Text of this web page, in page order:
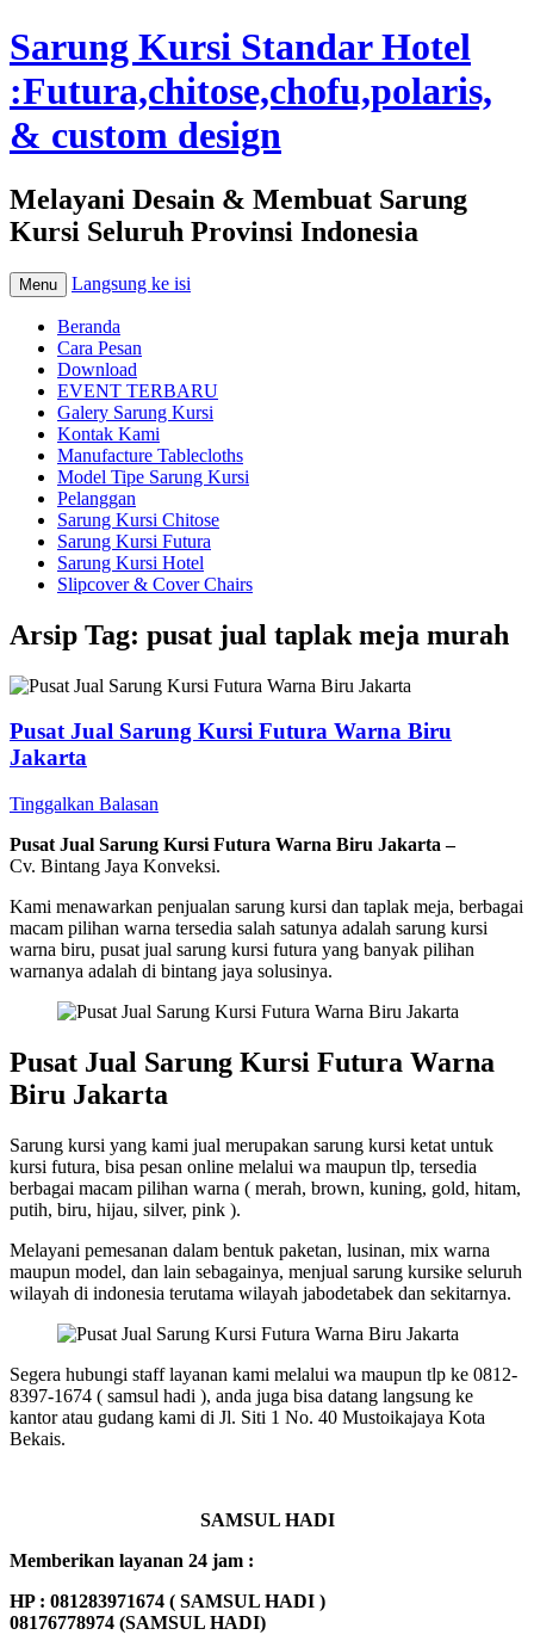
Sarung Kursi Standar Hotel
:Futura,chitose,chofu,polaris,
& custom design
Melayani Desain & Membuat Sarung
Kursi Seluruh Provinsi Indonesia
Menu Langsung ke isi
Beranda
Cara Pesan
Download
EVENT TERBARU
Galery Sarung Kursi
Kontak Kami
Manufacture Tablecloths
Model Tipe Sarung Kursi
Pelanggan
Sarung Kursi Chitose
Sarung Kursi Futura
Sarung Kursi Hotel
Slipcover & Cover Chairs
Arsip Tag: pusat jual taplak meja murah
Pusat Jual Sarung Kursi Futura Warna Biru
Jakarta
Tinggalkan Balasan
Pusat Jual Sarung Kursi Futura Warna Biru Jakarta –
Cv. Bintang Jaya Konveksi.
Kami menawarkan penjualan sarung kursi dan taplak meja, berbagai
macam pilihan warna tersedia salah satunya adalah sarung kursi
warna biru, pusat jual sarung kursi futura yang banyak pilihan
warnanya adalah di bintang jaya solusinya.
Pusat Jual Sarung Kursi Futura Warna
Biru Jakarta
Sarung kursi yang kami jual merupakan sarung kursi ketat untuk
kursi futura, bisa pesan online melalui wa maupun tlp, tersedia
berbagai macam pilihan warna ( merah, brown, kuning, gold, hitam,
putih, biru, hijau, silver, pink ).
Melayani pemesanan dalam bentuk paketan, lusinan, mix warna
maupun model, dan lain sebagainya, menjual sarung kursike seluruh
wilayah di indonesia terutama wilayah jabodetabek dan sekitarnya.
Segera hubungi staff layanan kami melalui wa maupun tlp ke 0812-
8397-1674 ( samsul hadi ), anda juga bisa datang langsung ke
kantor atau gudang kami di Jl. Siti 1 No. 40 Mustoikajaya Kota
Bekais.
SAMSUL HADI
Memberikan layanan 24 jam :
HP : 081283971674 ( SAMSUL HADI )
08176778974 (SAMSUL HADI)